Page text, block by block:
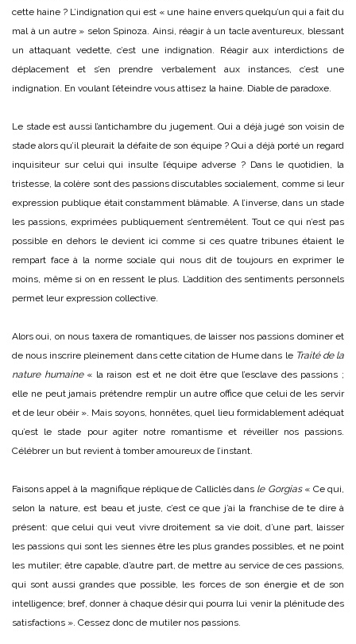
cette haine ? L’indignation qui est « une haine envers quelqu’un qui a fait du
mal à un autre » selon Spinoza. Ainsi, réagir à un tacle aventureux, blessant
un attaquant vedette, c’est une indignation. Réagir aux interdictions de
déplacement et s’en prendre verbalement aux instances, c’est une
indignation. En voulant l’éteindre vous attisez la haine. Diable de paradoxe.
Le stade est aussi l’antichambre du jugement. Qui a déjà jugé son voisin de
stade alors qu’il pleurait la défaite de son équipe ? Qui a déjà porté un regard
inquisiteur sur celui qui insulte l’équipe adverse ? Dans le quotidien, la
tristesse, la colère sont des passions discutables socialement, comme si leur
expression publique était constamment blâmable. A l’inverse, dans un stade
les passions, exprimées publiquement s’entremêlent. Tout ce qui n’est pas
possible en dehors le devient ici comme si ces quatre tribunes étaient le
rempart face à la norme sociale qui nous dit de toujours en exprimer le
moins, même si on en ressent le plus. L’addition des sentiments personnels
permet leur expression collective.
Alors oui, on nous taxera de romantiques, de laisser nos passions dominer et
de nous inscrire pleinement dans cette citation de Hume dans le Traité de la
nature humaine « la raison est et ne doit être que l’esclave des passions ;
elle ne peut jamais prétendre remplir un autre office que celui de les servir
et de leur obéir ». Mais soyons, honnêtes, quel lieu formidablement adéquat
qu’est le stade pour agiter notre romantisme et réveiller nos passions.
Célébrer un but revient à tomber amoureux de l’instant.
Faisons appel à la magnifique réplique de Calliclès dans le Gorgias« Ce qui,
selon la nature, est beau et juste, c’est ce que j’ai la franchise de te dire à
présent: que celui qui veut vivre droitement sa vie doit, d’une part, laisser
les passions qui sont les siennes être les plus grandes possibles, et ne point
les mutiler; être capable, d’autre part, de mettre au service de ces passions,
qui sont aussi grandes que possible, les forces de son énergie et de son
intelligence; bref, donner à chaque désir qui pourra lui venir la plénitude des
satisfactions ». Cessez donc de mutiler nos passions.